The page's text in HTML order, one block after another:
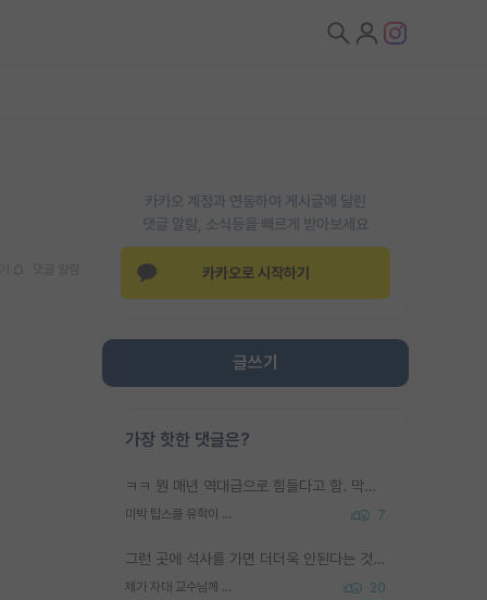
카카오 계정과 연동하여 게시글에 달린
댓글 알람, 소식등을 빠르게 받아보세요
카카오로 시작하기
글쓰기
가장 핫한 댓글은?
ㅋㅋ 뭔 매년 역대급으로 힘들다고 함. 막상 보면 별로 변한건 없음.
미박 탑스쿨 유학이 빡세진 이유 7
그런 곳에 석사를 가면 더더욱 안된다는 것을 깨달으시면 된겁니다!
제가 자대 교수님께 무례하게 행동한 걸까요? 20